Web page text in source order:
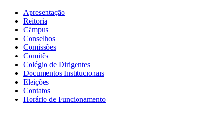
Apresentação
Reitoria
Câmpus
Conselhos
Comissões
Comitês
Colégio de Dirigentes
Documentos Institucionais
Eleições
Contatos
Horário de Funcionamento